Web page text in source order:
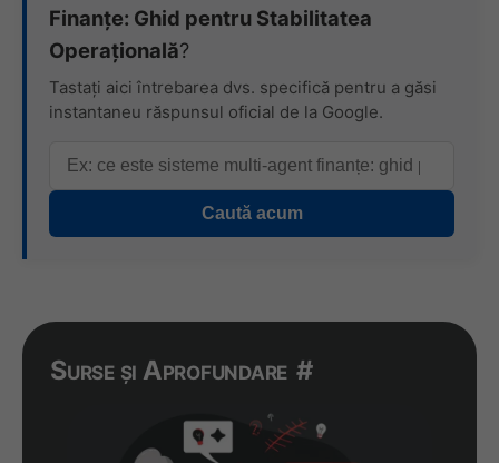
Finanțe: Ghid pentru Stabilitatea
Operațională?
Tastați aici întrebarea dvs. specifică pentru a găsi
instantaneu răspunsul oficial de la Google.
Caută acum
Surse și Aprofundare #